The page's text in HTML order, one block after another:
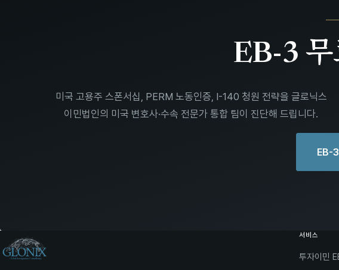
EB-3 무
미국 고용주 스폰서십, PERM 노동인증, I-140 청원 전략을 글로닉스
이민법인의 미국 변호사·수속 전문가 통합 팀이 진단해 드립니다.
EB-
서비스
투자이민